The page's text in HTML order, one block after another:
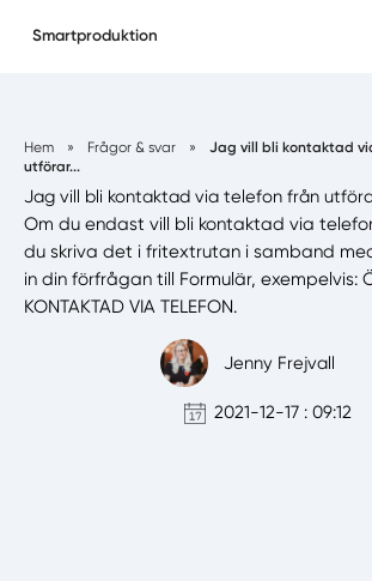
Smartproduktion
Hem » Frågor & svar »
Jag vill bli kontaktad
utförar...
Jag vill bli kontaktad via telefon från
Om du endast vill bli kontaktad via
du skriva det i fritextrutan i samband
in din förfrågan till Formulär, exempelvis:
KONTAKTAD VIA TELEFON.
Jenny Frejvall
2021-12-17 : 09:12